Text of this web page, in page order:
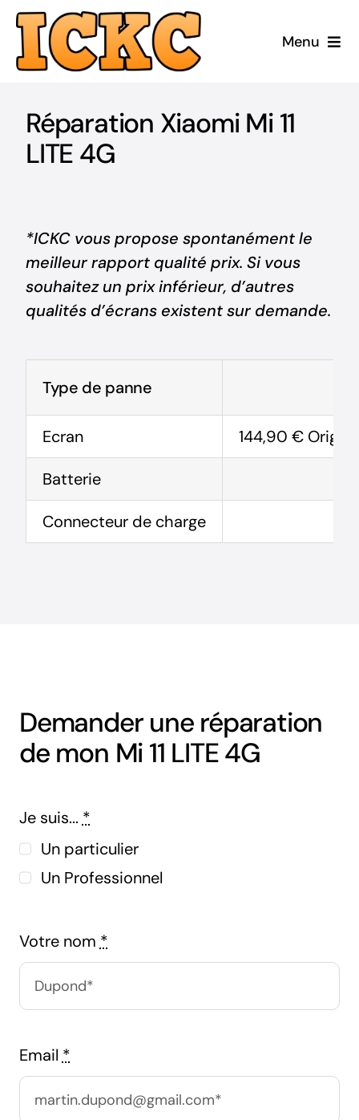
Passer
contenu
Menu
Réparer
Acheter Neuf
ICKC
Réparation Xiaomi Mi 11
LITE 4G
*ICKC vous propose spontanément le
meilleur rapport qualité prix. Si vous
souhaitez un prix inférieur, d’autres
qualités d’écrans existent sur demande.
Type de panne
Ecran 144,90 €
Batterie
Connecteur de charge
Demander une réparation
de mon Mi 11 LITE 4G
Je suis... *
Un particulier
Un Professionnel
Votre nom *
Email *